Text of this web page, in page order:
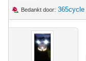
Bedankt door: 365cycle